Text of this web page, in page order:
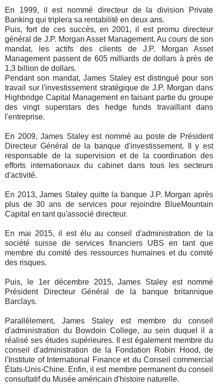
En 1999, il est nommé directeur de la division Private
Banking qui triplera sa rentabilité en deux ans.
Puis, fort de ces succès, en 2001, il est promu directeur
général de J.P. Morgan Asset Management. Au cours de son
mandat, les actifs des clients de J.P. Morgan Asset
Management passent de 605 milliards de dollars à près de
1,3 billion de dollars.
Pendant son mandat, James Staley est distingué pour son
travail sur l'investissement stratégique de J.P. Morgan dans
Highbridge Capital Management en faisant partie du groupe
des vingt superstars des hedge funds travaillant dans
l'entreprise.
En 2009, James Staley est nommé au poste de Président
Directeur Général de la banque d'investissement. Il y est
responsable de la supervision et de la coordination des
efforts internationaux du cabinet dans tous les secteurs
d'activité.
En 2013, James Staley quitte la banque J.P. Morgan après
plus de 30 ans de services pour rejoindre BlueMountain
Capital en tant qu'associé directeur.
En mai 2015, il est élu au conseil d'administration de la
société suisse de services financiers UBS en tant que
membre du comité des ressources humaines et du comité
des risques.
Puis, le 1er décembre 2015, James Staley est nommé
Président Directeur Général de la banque britannique
Barclays.
Parallèlement, James Staley est membre du conseil
d'administration du Bowdoin College, au sein duquel il a
réalisé ses études supérieures. Il est également membre du
conseil d'administration de la Fondation Robin Hood, de
l'Institute of International Finance et du Conseil commercial
États-Unis-Chine. Enfin, il est membre permanent du conseil
consultatif du Musée américain d'histoire naturelle.